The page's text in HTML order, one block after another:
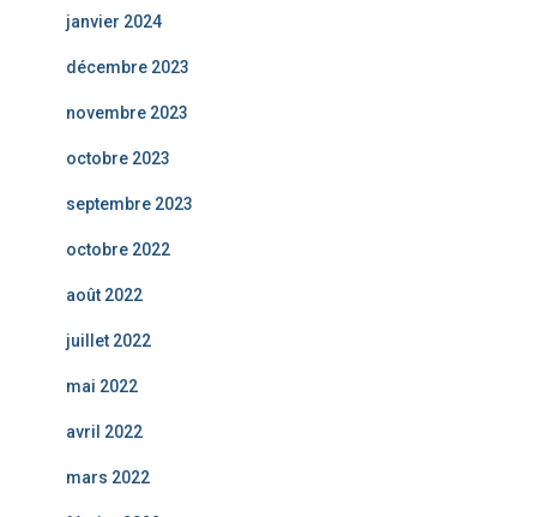
janvier 2024
décembre 2023
novembre 2023
octobre 2023
septembre 2023
octobre 2022
août 2022
juillet 2022
mai 2022
avril 2022
mars 2022